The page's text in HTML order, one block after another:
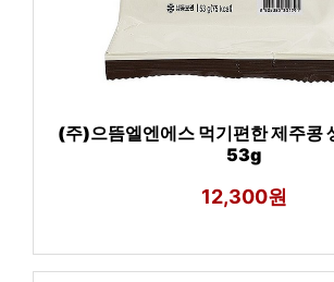
(주)으뜸엘엔에스 먹기편한 제주콩
53g
12,300원